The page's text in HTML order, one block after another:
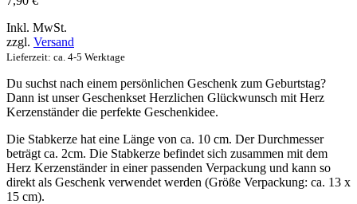
Inkl. MwSt.
zzgl. Versand
Lieferzeit: ca. 4-5 Werktage
Du suchst nach einem persönlichen Geschenk zum Geburtstag?
Dann ist unser Geschenkset Herzlichen Glückwunsch mit Herz
Kerzenständer die perfekte Geschenkidee.
Die Stabkerze hat eine Länge von ca. 10 cm. Der Durchmesser
beträgt ca. 2cm. Die Stabkerze befindet sich zusammen mit dem
Herz Kerzenständer in einer passenden Verpackung und kann so
direkt als Geschenk verwendet werden (Größe Verpackung: ca. 13 x
15 cm).